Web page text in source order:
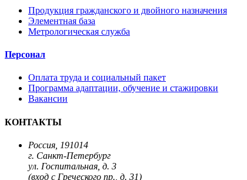
Продукция гражданского и двойного назначения
Элементная база
Метрологическая служба
Персонал
Оплата труда и социальный пакет
Программа адаптации, обучение и стажировки
Вакансии
КОНТАКТЫ
Россия, 191014
г. Санкт-Петербург
ул. Госпитальная, д. 3
(вход с Греческого пр., д. 31)